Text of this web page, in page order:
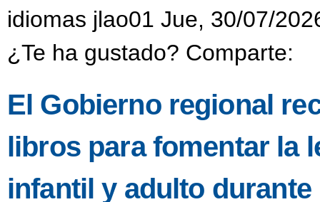
idiomas jlao01 Jue, 30/07/
¿Te ha gustado? Comparte:
El Gobierno regional
libros para fomentar la
infantil y adulto